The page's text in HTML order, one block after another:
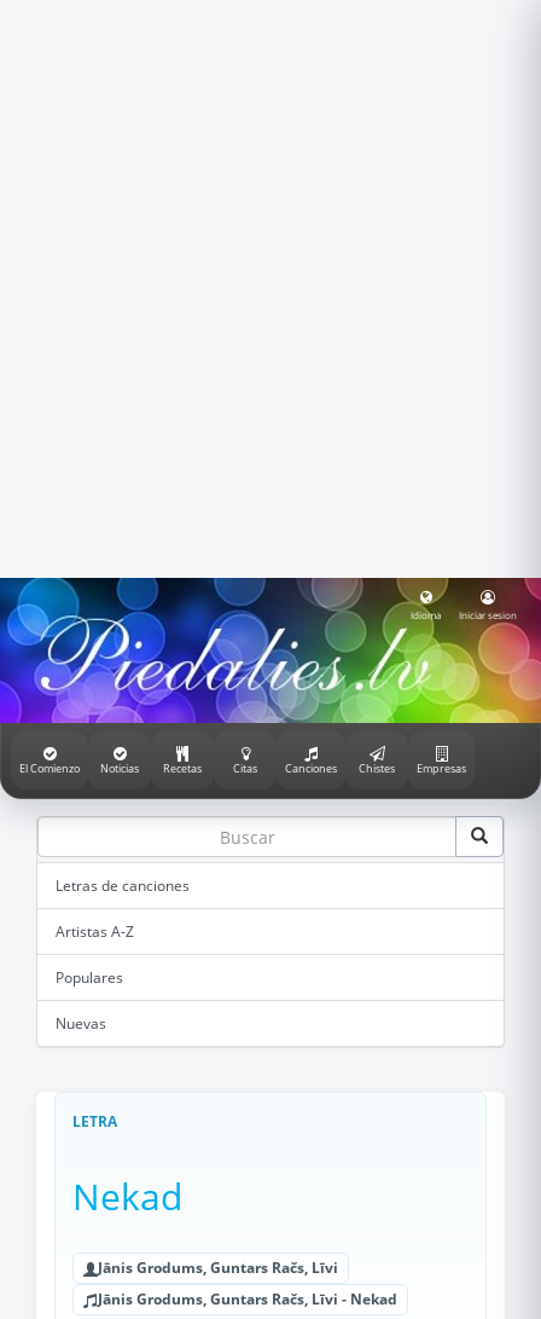
Idioma Iniciar sesion
El Comienzo Noticias Recetas Citas Canciones Chistes Empresas
Letras de canciones
Artistas A-Z
Populares
Nuevas
LETRA
Nekad
Jānis Grodums, Guntars Račs, Līvi
Jānis Grodums, Guntars Račs, Līvi - Nekad